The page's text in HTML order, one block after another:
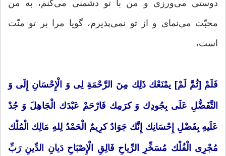
دوستی می‌ورزی و من با تو دشمنی می‌كنم، به من
محبّت می‌نمای و از تو نمی‌پذیرم، گویا مرا بر تو منّت
است،
فَلَمْ [ثُمَّ لَمْ] یمْنَعْك ذَلِك مِنَ الرَّحْمَةِ لِی وَ الْإِحْسَانِ إِلَی وَ
التَّفَضُّلِ عَلَی بِجُودِك وَ كرَمِك فَارْحَمْ عَبْدَك الْجَاهِلَ وَ جُدْ
عَلَیهِ بِفَضْلِ إِحْسَانِك إِنَّك جَوَادٌ كرِیمٌ الْحَمْدُ لِلهِ مَالِك الْمُلْك
مُجْرِی الْفُلْك مُسَخِّرِ الرِّیاحِ فَالِقِ الْإِصْبَاحِ دَیانِ الدِّینِ رَبِّ